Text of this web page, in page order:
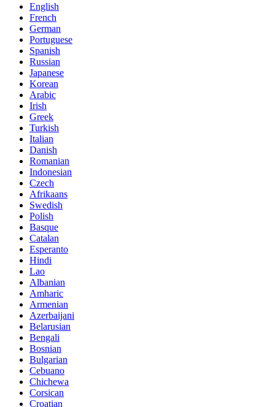
English
French
German
Portuguese
Spanish
Russian
Japanese
Korean
Arabic
Irish
Greek
Turkish
Italian
Danish
Romanian
Indonesian
Czech
Afrikaans
Swedish
Polish
Basque
Catalan
Esperanto
Hindi
Lao
Albanian
Amharic
Armenian
Azerbaijani
Belarusian
Bengali
Bosnian
Bulgarian
Cebuano
Chichewa
Corsican
Croatian